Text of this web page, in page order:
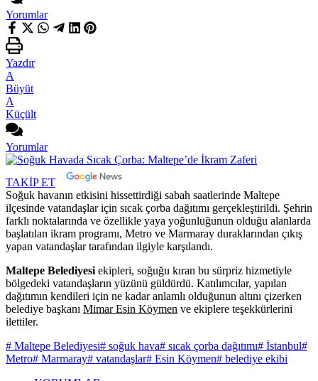
Yorumlar
Yazdır
A
Büyüt
A
Küçült
Yorumlar
TAKİP ET
Soğuk havanın etkisini hissettirdiği sabah saatlerinde Maltepe
ilçesinde vatandaşlar için sıcak çorba dağıtımı gerçekleştirildi. Şehrin
farklı noktalarında ve özellikle yaya yoğunluğunun olduğu alanlarda
başlatılan ikram programı, Metro ve Marmaray duraklarından çıkış
yapan vatandaşlar tarafından ilgiyle karşılandı.
Maltepe Belediyesi ekipleri, soğuğu kıran bu sürpriz hizmetiyle
bölgedeki vatandaşların yüzünü güldürdü. Katılımcılar, yapılan
dağıtımın kendileri için ne kadar anlamlı olduğunun altını çizerken
belediye başkanı Mimar Esin Köymen ve ekiplere teşekkürlerini
ilettiler.
# Maltepe Belediyesi# soğuk hava# sıcak çorba dağıtımı# İstanbul#
Metro# Marmaray# vatandaşlar# Esin Köymen# belediye ekibi